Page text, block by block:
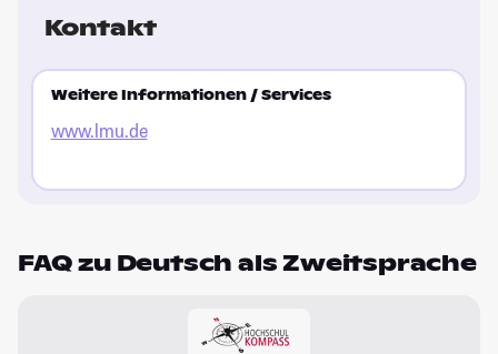
Kontakt
Weitere Informationen / Services
www.lmu.de
FAQ zu Deutsch als Zweitsprache